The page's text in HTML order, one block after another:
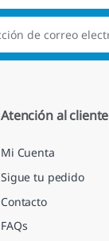
Atención al cliente
Mi Cuenta
Sigue tu pedido
Contacto
FAQs